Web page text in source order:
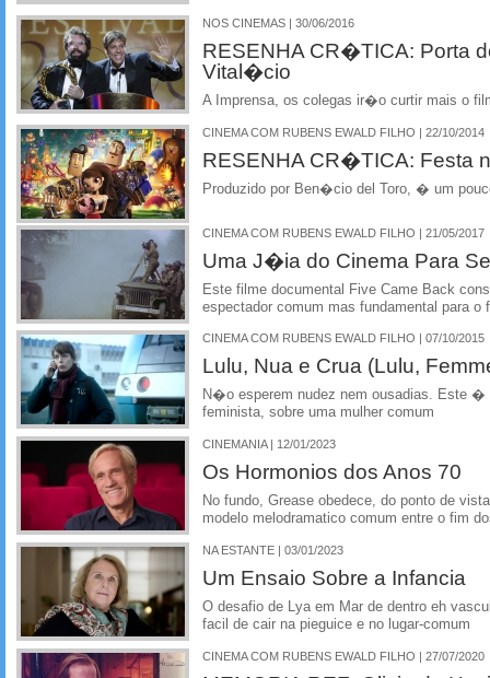
NOS CINEMAS | 30/06/2016
RESENHA CR�TICA: Porta
Vital�cio
A Imprensa, os colegas ir�o curtir mais o
CINEMA COM RUBENS EWALD FILHO | 22/10/2014
RESENHA CR�TICA: Festa
Produzido por Ben�cio del Toro, � um
CINEMA COM RUBENS EWALD FILHO | 21/05/2017
Uma J�ia do Cinema Para
Este filme documental Five Came Back
espectador comum mas fundamental para
CINEMA COM RUBENS EWALD FILHO | 07/10/2015
Lulu, Nua e Crua (Lulu,
N�o esperem nudez nem ousadias. Este
feminista, sobre uma mulher comum
CINEMANIA | 12/01/2023
Os Hormonios dos Anos 70
No fundo, Grease obedece, do ponto de
modelo melodramatico comum entre o fim
NA ESTANTE | 03/01/2023
Um Ensaio Sobre a Infancia
O desafio de Lya em Mar de dentro eh
facil de cair na pieguice e no lugar-comum
CINEMA COM RUBENS EWALD FILHO | 27/07/2020